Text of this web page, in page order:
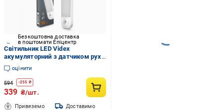
Безкоштовна доставка
в поштомати Епіцентр
Світильник LED Videx
акумуляторний з датчиком руху
(36553884)
оцінити
594 -255 ₴
339 ₴/шт.
Привеземо Доставимо